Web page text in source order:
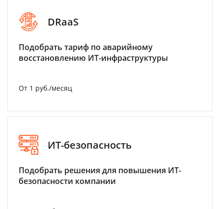
DRaaS
Подобрать тариф по аварийному
восстановлению ИТ-инфраструктуры
От 1 руб./месяц
ИТ-безопасность
Подобрать решения для повышения ИТ-
безопасности компании